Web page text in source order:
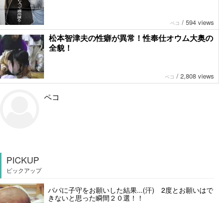
ペコ / 594 views
松本智津夫の性癖が異常！性奉仕オウム大奥の
全貌！
ペコ / 2,808 views
ペコ
PICKUP
ピックアップ
パパに子守をお願いした結果...(汗) 2度とお願いはで
きないと思った瞬間２０選！！